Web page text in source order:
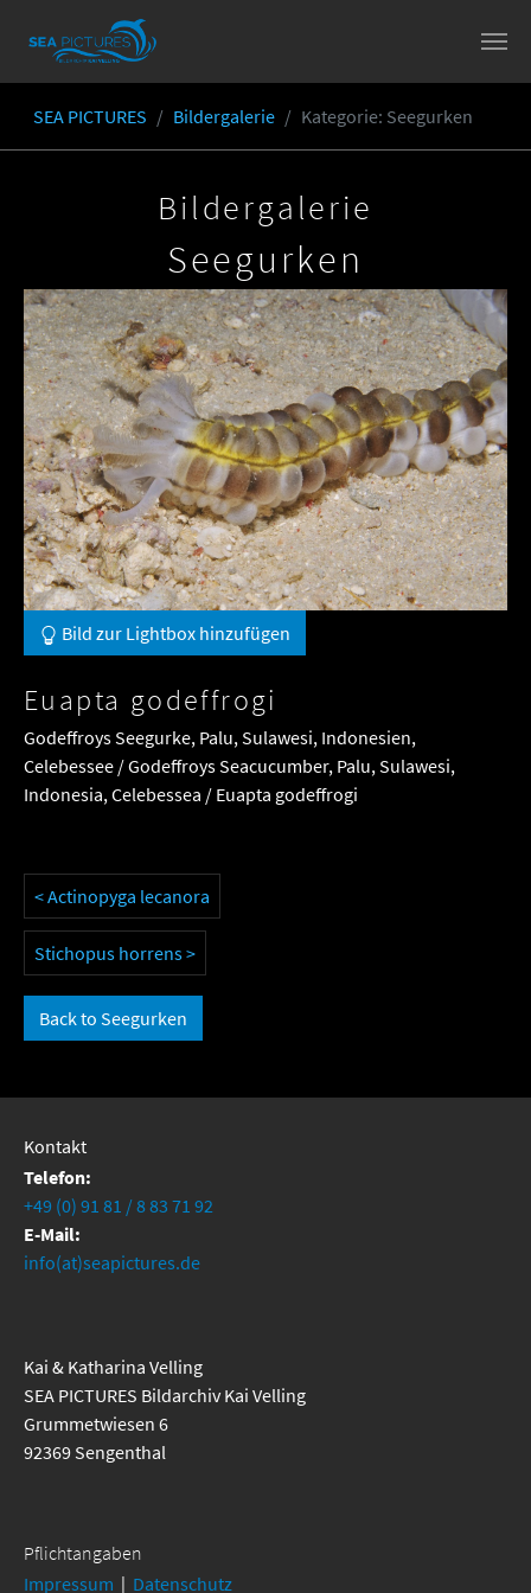
Skip to main content
You are here:
SEA PICTURES Bildergalerie Kategorie: Seegurken
Bildergalerie
Seegurken
Bild zur Lightbox hinzufügen
Euapta godeffrogi
Godeffroys Seegurke, Palu, Sulawesi, Indonesien,
Celebessee / Godeffroys Seacucumber, Palu, Sulawesi,
Indonesia, Celebessea / Euapta godeffrogi
< Actinopyga lecanora
Stichopus horrens >
Back to Seegurken
Kontakt
Telefon:
+49 (0) 91 81 / 8 83 71 92
E-Mail:
info(at)seapictures.de
Kai & Katharina Velling
SEA PICTURES Bildarchiv Kai Velling
Grummetwiesen 6
92369 Sengenthal
Pflichtangaben
Impressum | Datenschutz